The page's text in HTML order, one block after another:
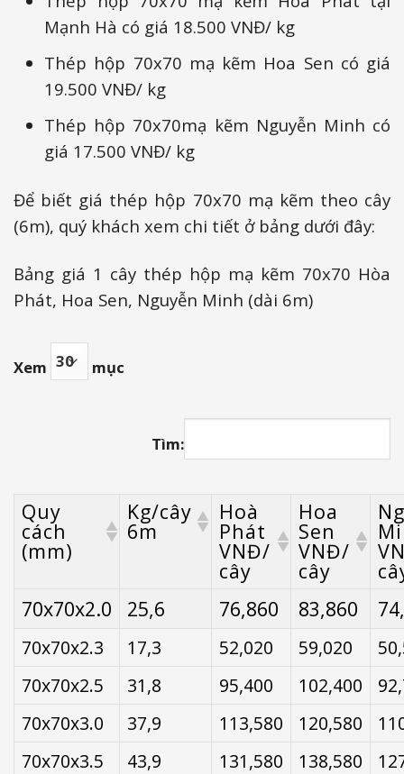
Mạnh Hà có giá 18.500 VNĐ/ kg
Thép hộp 70x70 mạ kẽm Hoa Sen có giá
19.500 VNĐ/ kg
Thép hộp 70x70mạ kẽm Nguyễn Minh có
giá 17.500 VNĐ/ kg
Để biết giá thép hộp 70x70 mạ kẽm theo cây
(6m), quý khách xem chi tiết ở bảng dưới đây:
Bảng giá 1 cây thép hộp mạ kẽm 70x70 Hòa
Phát, Hoa Sen, Nguyễn Minh (dài 6m)
Xem mục
Tìm:
Quy
cách
(mm)
Kg/cây
6m
Hoà
Phát
VNĐ/
cây
Hoa
Sen
VNĐ/
cây
70x70x2.0
25,6 76,860 83,860
70x70x2.3 17,3 52,020 59,020
70x70x2.5
31,8 95,400 102,400
70x70x3.0
37,9 113,580 120,580
70x70x3.5
43,9 131,580 138,580